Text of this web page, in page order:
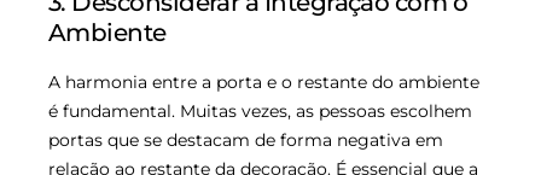
Ambiente
A harmonia entre a porta e o restante do ambiente
é fundamental. Muitas vezes, as pessoas escolhem
portas que se destacam de forma negativa em
relação ao restante da decoração. É essencial que a